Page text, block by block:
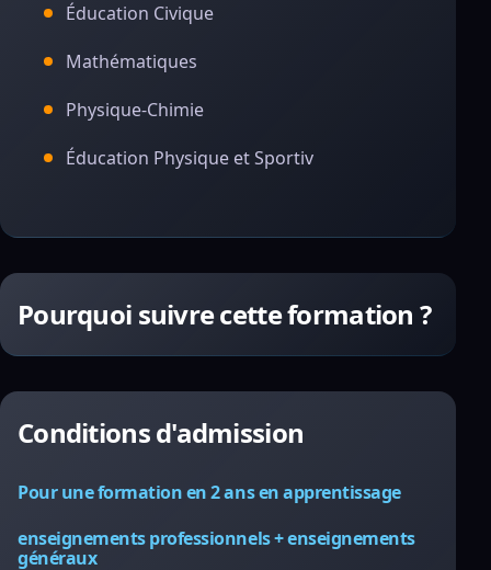
Éducation Civique
Mathématiques
Physique-Chimie
Éducation Physique et Sportiv
Pourquoi suivre cette formation ?
Conditions d'admission
Pour une formation en 2 ans en apprentissage
enseignements professionnels + enseignements
généraux